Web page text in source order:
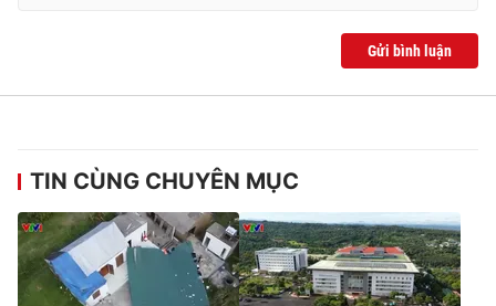
Liên hệ quảng cáo:024-7300.7108
Gửi bình luận
TIN CÙNG CHUYÊN MỤC